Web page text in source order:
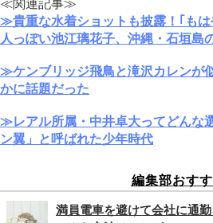
≫貴重な水着ショットも披露！｢も
人っぽい池江璃花子、沖縄・石垣島
≫ケンブリッジ飛鳥と滝沢カレンが
かに話題だった
≫レアル所属・中井卓大ってどんな
ン翼」と呼ばれた少年時代
編集部おす
満員電車を避けて会社に通